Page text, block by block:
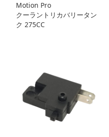
Motion Pro
クーラントリカバリータン
ク 275CC